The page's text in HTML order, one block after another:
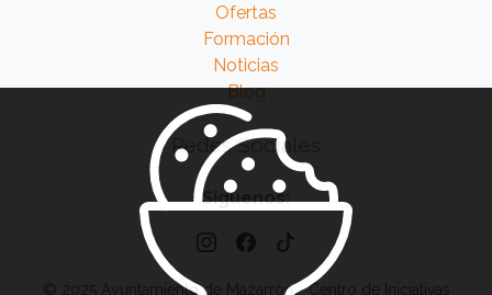
Ofertas
Formación
Noticias
Blog
Redes Sociales
Síguenos:
© 2025 Ayuntamiento de Mazarrón - Centro de Iniciativas